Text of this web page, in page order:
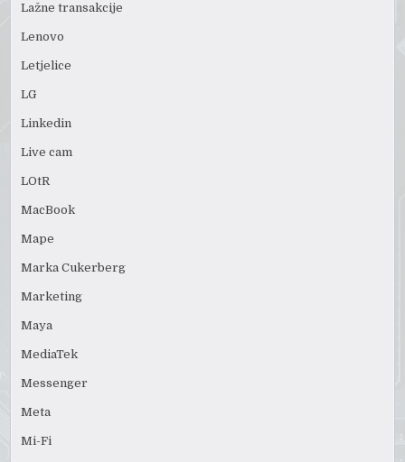
Lažne transakcije
Lenovo
Letjelice
LG
Linkedin
Live cam
LOtR
MacBook
Mape
Marka Cukerberg
Marketing
Maya
MediaTek
Messenger
Meta
Mi-Fi